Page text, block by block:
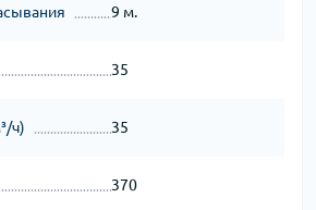
9 м.
35
ч) 35
370